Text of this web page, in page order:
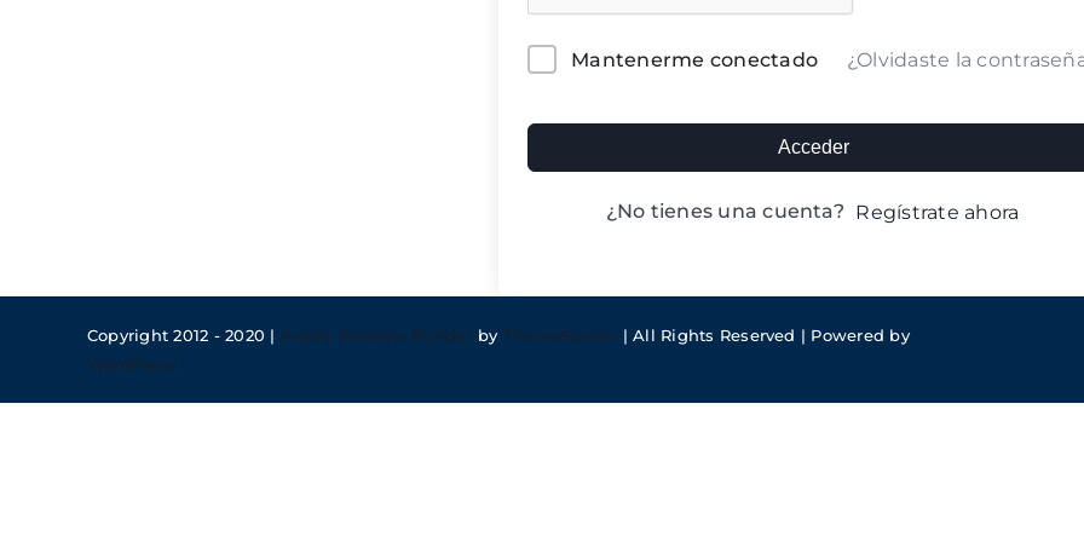
Alternative:
Mantenerme conectado ¿Olvidaste la
Acceder
¿No tienes una cuenta? Regístrate ahora
Copyright 2012 - 2020 | Avada Website Builderby ThemeFusion | All Rights Reserved | Powered by
WordPress